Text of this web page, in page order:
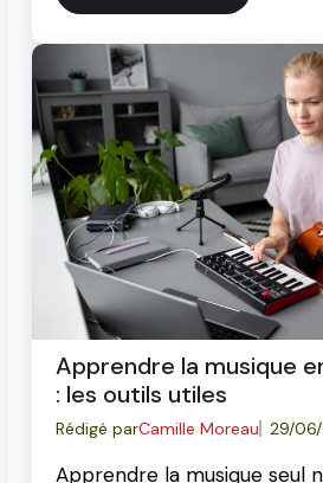
Apprendre la musique
: les outils utiles
Rédigé parCamille Moreau 29/
Apprendre la musique seul